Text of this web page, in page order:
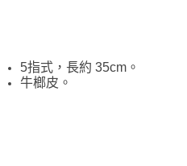
5指式，長約 35cm。
牛榔皮。